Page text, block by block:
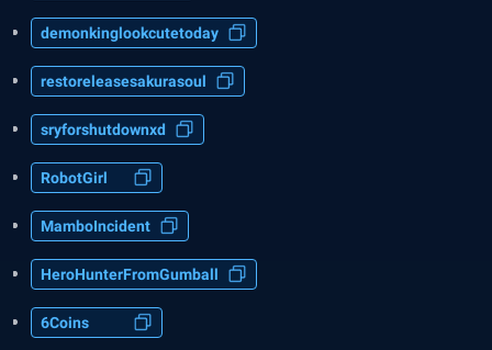
demonkinglookcutetoday
restoreleasesakurasoul
sryforshutdownxd
RobotGirl
MamboIncident
HeroHunterFromGumball
6Coins